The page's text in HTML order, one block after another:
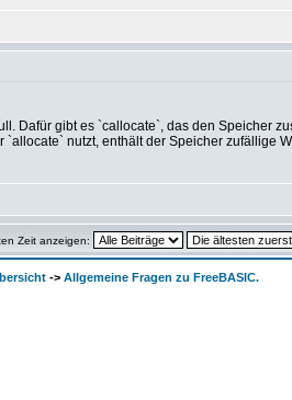
Dafür gibt es `callocate`, das den Speicher
nutzt, enthält der Speicher zufällige
Zeit anzeigen:
-> Allgemeine Fragen zu FreeBASIC.